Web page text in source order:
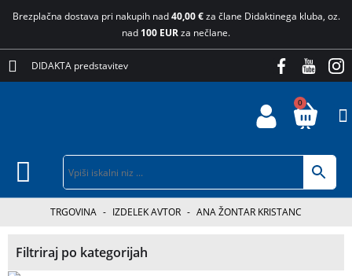
Brezplačna dostava pri nakupih nad40,00 €za člane Didaktinega kluba, oz.
nad 100 EURza nečlane.
DIDAKTA predstavitev
0
TRGOVINA - IZDELEK AVTOR - ANA ŽONTAR KRISTANC
Filtriraj po kategorijah